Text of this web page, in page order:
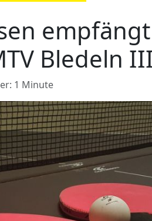
empfängt
Bledeln III
1 Minute